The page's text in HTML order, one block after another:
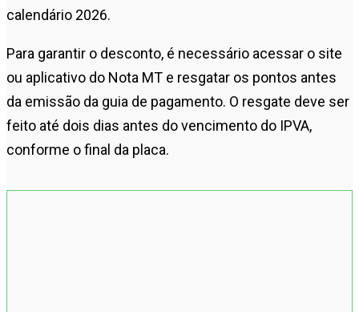
calendário 2026.
Para garantir o desconto, é necessário acessar o site
ou aplicativo do Nota MT e resgatar os pontos antes
da emissão da guia de pagamento. O resgate deve ser
feito até dois dias antes do vencimento do IPVA,
conforme o final da placa.